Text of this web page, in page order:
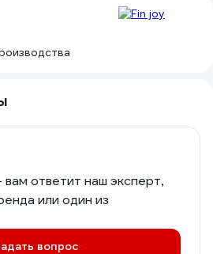
ответит наш эксперт,
или один из
вопрос